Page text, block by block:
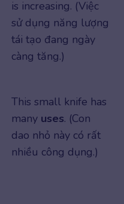
is increasing. (Việc
sử dụng năng lượng
tái tạo đang ngày
càng tăng.)
This small knife has
many uses. (Con
dao nhỏ này có rất
nhiều công dụng.)